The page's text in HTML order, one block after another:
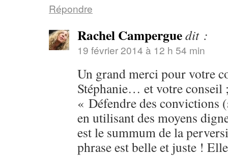
Répondre
Rachel Camperguedit :
19 février 2014 à 12 h 54 min
Un grand merci pour votre
Stéphanie… et votre conseil
« Défendre des convictions
en utilisant des moyens
est le summum de la
phrase est belle et juste !